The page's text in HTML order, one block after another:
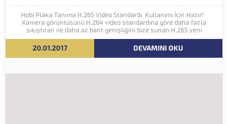
Hobi Plaka Tanıma H.265 Video Standardı Kullanımı İçin Hazır!
Kamera görüntüsünü H.264 video standardına göre daha fazla
sıkıştıran ve daha az bant genişliğini bize sunan H.265 yeni
nesil kodlama teknolojisi Hobi Plaka Tanıma Sistemine eklenmiştir.
İleriki yıllarda 4K ve...
20.01.2017 DEVAMINI OKU